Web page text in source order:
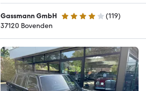
Gassmann GmbH 3.9 Sterne (119)
37120 Bovenden